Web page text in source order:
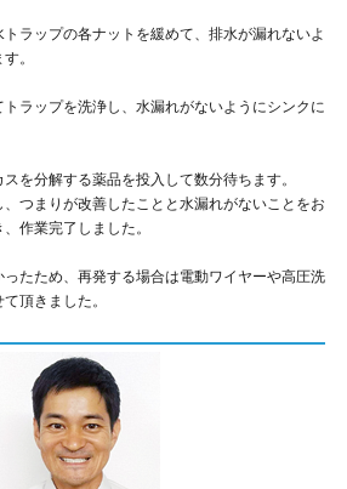
ラップの各ナットを緩めて、排水が漏れないよ
。
ラップを洗浄し、水漏れがないようにシンクに
を分解する薬品を投入して数分待ちます。
つまりが改善したことと水漏れがないことをお
作業完了しました。
たため、再発する場合は電動ワイヤーや高圧洗
頂きました。